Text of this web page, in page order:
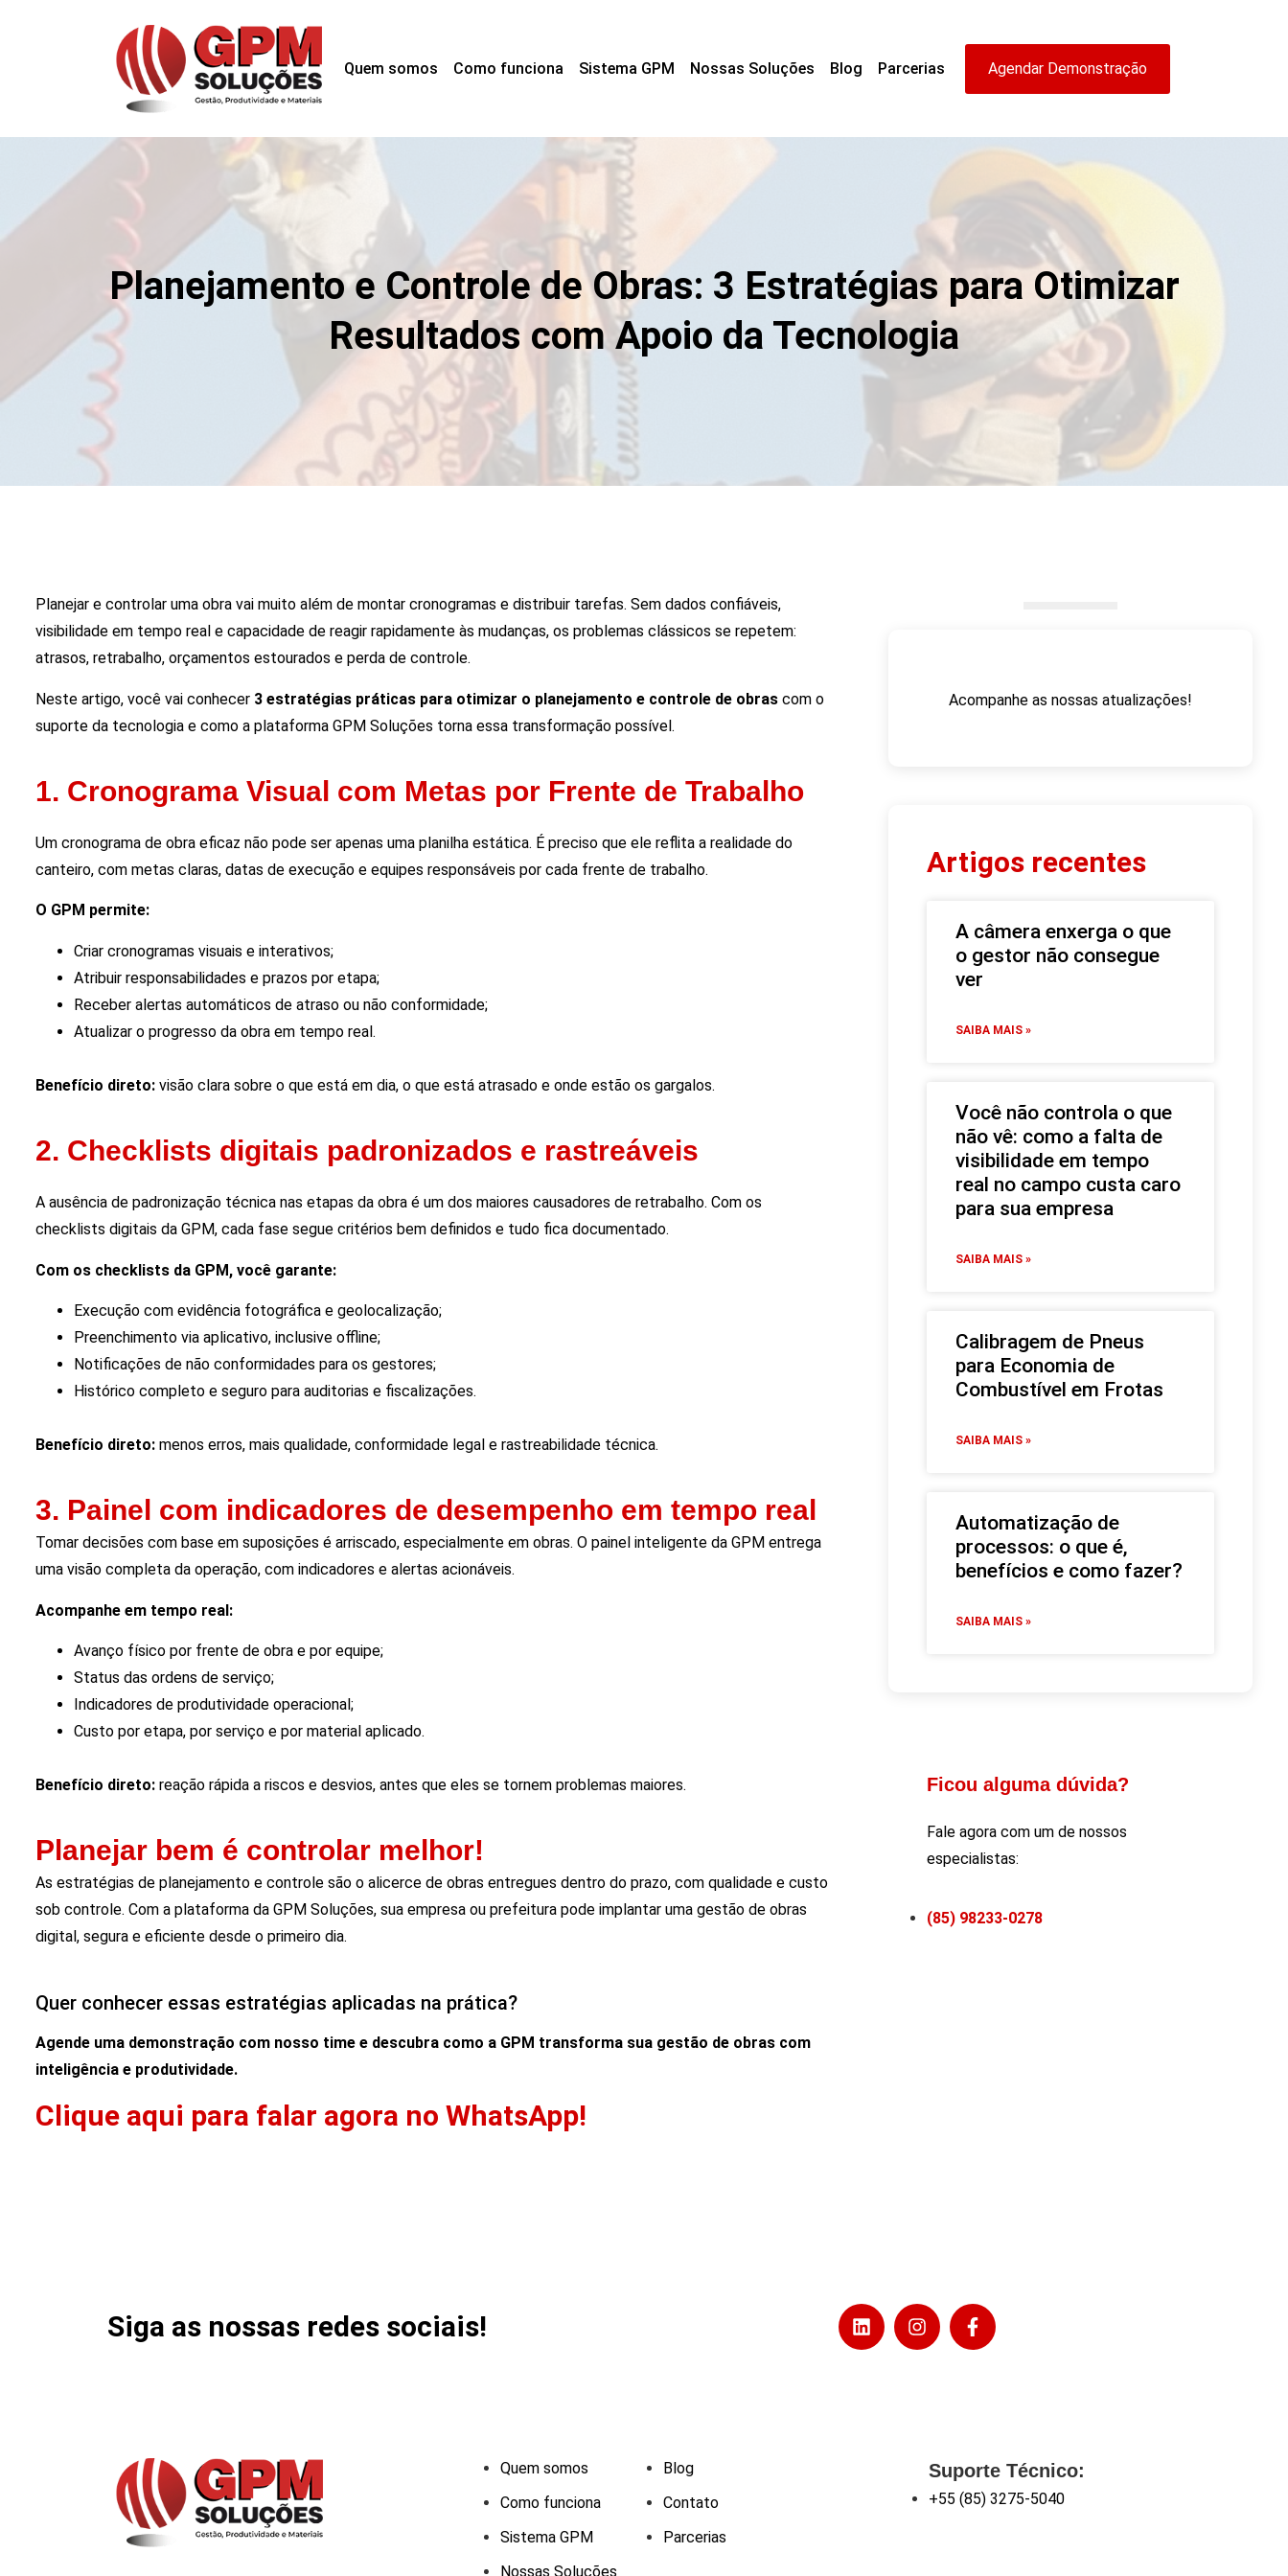
Quem somos Como funciona Sistema GPM Nossas Soluções Blog Parcerias Agendar Demonstração
Planejamento e Controle de Obras: 3 Estratégias para Otimizar
Resultados com Apoio da Tecnologia
Planejar e controlar uma obra vai muito além de montar cronogramas e distribuir tarefas. Sem dados confiáveis,
visibilidade em tempo real e capacidade de reagir rapidamente às mudanças, os problemas clássicos se repetem:
atrasos, retrabalho, orçamentos estourados e perda de controle.
Neste artigo, você vai conhecer 3 estratégias práticas para otimizar o planejamento e controle de obras com o
suporte da tecnologia e como a plataforma GPM Soluções torna essa transformação possível.
1. Cronograma Visual com Metas por Frente de Trabalho
Um cronograma de obra eficaz não pode ser apenas uma planilha estática. É preciso que ele reflita a realidade do
canteiro, com metas claras, datas de execução e equipes responsáveis por cada frente de trabalho.
O GPM permite:
Criar cronogramas visuais e interativos;
Atribuir responsabilidades e prazos por etapa;
Receber alertas automáticos de atraso ou não conformidade;
Atualizar o progresso da obra em tempo real.
Benefício direto: visão clara sobre o que está em dia, o que está atrasado e onde estão os gargalos.
2. Checklists digitais padronizados e rastreáveis
A ausência de padronização técnica nas etapas da obra é um dos maiores causadores de retrabalho. Com os
checklists digitais da GPM, cada fase segue critérios bem definidos e tudo fica documentado.
Com os checklists da GPM, você garante:
Execução com evidência fotográfica e geolocalização;
Preenchimento via aplicativo, inclusive offline;
Notificações de não conformidades para os gestores;
Histórico completo e seguro para auditorias e fiscalizações.
Benefício direto: menos erros, mais qualidade, conformidade legal e rastreabilidade técnica.
3. Painel com indicadores de desempenho em tempo real
Tomar decisões com base em suposições é arriscado, especialmente em obras. O painel inteligente da GPM entrega
uma visão completa da operação, com indicadores e alertas acionáveis.
Acompanhe em tempo real:
Avanço físico por frente de obra e por equipe;
Status das ordens de serviço;
Indicadores de produtividade operacional;
Custo por etapa, por serviço e por material aplicado.
Benefício direto: reação rápida a riscos e desvios, antes que eles se tornem problemas maiores.
Planejar bem é controlar melhor!
As estratégias de planejamento e controle são o alicerce de obras entregues dentro do prazo, com qualidade e custo
sob controle. Com a plataforma da GPM Soluções, sua empresa ou prefeitura pode implantar uma gestão de obras
digital, segura e eficiente desde o primeiro dia.
Quer conhecer essas estratégias aplicadas na prática?
Agende uma demonstração com nosso time e descubra como a GPM transforma sua gestão de obras com
inteligência e produtividade.
Clique aqui para falar agora no WhatsApp!
Acompanhe as nossas atualizações!
Artigos recentes
A câmera enxerga o que
o gestor não consegue
ver
SAIBA MAIS »
Você não controla o que
não vê: como a falta de
visibilidade em tempo
real no campo custa caro
para sua empresa
SAIBA MAIS »
Calibragem de Pneus
para Economia de
Combustível em Frotas
SAIBA MAIS »
Automatização de
processos: o que é,
benefícios e como fazer?
SAIBA MAIS »
Ficou alguma dúvida?
Fale agora com um de nossos
especialistas:
(85) 98233-0278
Siga as nossas redes sociais!
Quem somos
Como funciona
Sistema GPM
Nossas Soluções
Blog
Contato
Parcerias
Suporte Técnico:
+55 (85) 3275-5040